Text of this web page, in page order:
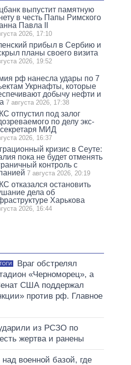
выпустит памятную
в честь Папы Римского
Павла II
2026, 17:10
прибыл в Сербию и
планы своего визита
2026, 19:52
рф нанесла удары по 7
Укрнафты, которые
добычу нефти и
7 августа 2026, 17:38
отпустил под залог
по делу экс-
МИД
2026, 16:37
кризис в Сеуте:
пока не будет отменять
контроль с
7 августа 2026, 20:19
отказался остановить
дела об
Харькова
2026, 16:44
Враг обстрелял
«Черноморец», а
США поддержал
против рф. Главное
из РСЗО по
жертва и ранены
военной базой, где